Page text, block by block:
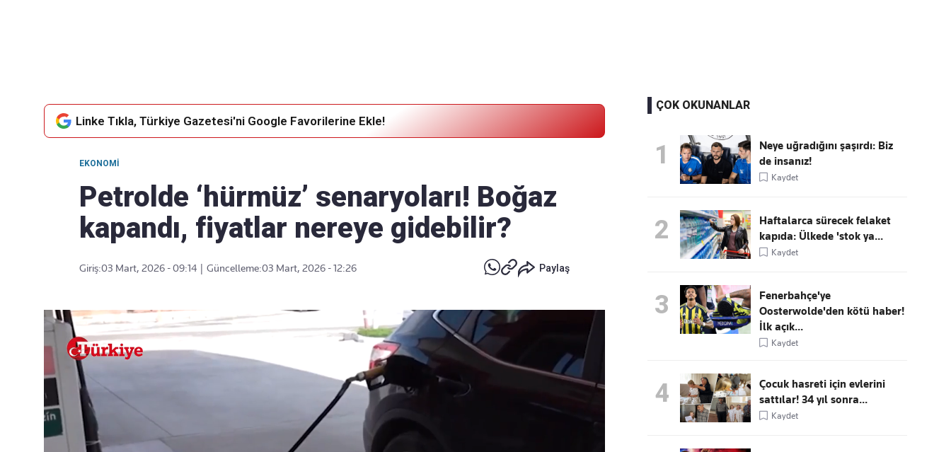
Linke Tıkla, Türkiye Gazetesi'ni Google Favorilerine Ekle!
EKONOMI
Petrolde ‘hürmüz’ senaryoları! Boğaz
kapandı, fiyatlar nereye gidebilir?
Giriş:03 Mart, 2026 - 09:14 Güncelleme:03 Mart, 2026 - 12:26 Paylaş
ÇOK OKUNANLAR
1
Neye uğradığını şaşırdı: Biz
de insanız!
Kaydet
2
Haftalarca sürecek felaket
kapıda: Ülkede 'stok ya...
Kaydet
3
Fenerbahçe'ye
Oosterwolde'den kötü haber!
İlk açık...
Kaydet
4
Çocuk hasreti için evlerini
sattılar! 34 yıl sonra...
Kaydet